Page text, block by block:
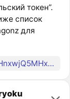
токен”.
список
для
CN7qFa5iYkHz99PTctvT4xXUHnxwjQ5MHxCuTJtPN5uS